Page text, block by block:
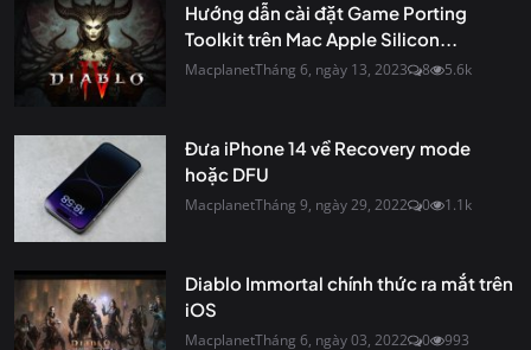
Hướng dẫn cài đặt Game Porting
Toolkit trên Mac Apple Silicon...
MacplanetTháng 6, ngày 13, 2023 8 5.6k
Đưa iPhone 14 về Recovery mode
hoặc DFU
MacplanetTháng 9, ngày 29, 2022 0 1.1k
Diablo Immortal chính thức ra mắt trên
iOS
MacplanetTháng 6, ngày 03, 2022 0 993